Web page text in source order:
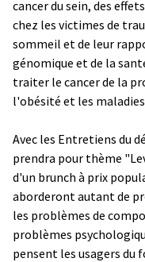
cancer du sein, des
chez les victimes de
sommeil et de leur
génomique et de la
traiter le cancer de la
l'obésité et les
Avec les Entretiens du
prendra pour thème
d'un brunch à prix
aborderont autant de
les problèmes de
problèmes
pensent les usagers du